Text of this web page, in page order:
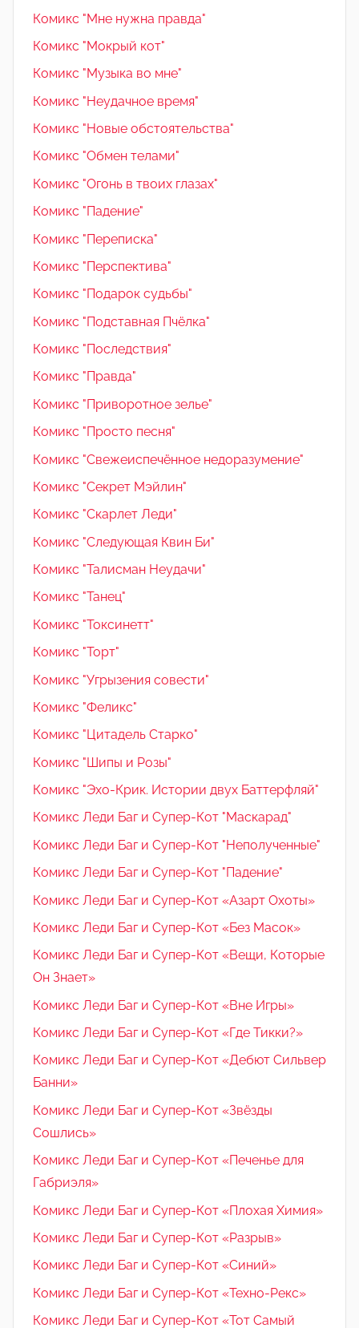
Комикс "Мне нужна правда"
Комикс "Мокрый кот"
Комикс "Музыка во мне"
Комикс "Неудачное время"
Комикс "Новые обстоятельства"
Комикс "Обмен телами"
Комикс "Огонь в твоих глазах"
Комикс "Падение"
Комикс "Переписка"
Комикс "Перспектива"
Комикс "Подарок судьбы"
Комикс "Подставная Пчёлка"
Комикс "Последствия"
Комикс "Правда"
Комикс "Приворотное зелье"
Комикс "Просто песня"
Комикс "Свежеиспечённое недоразумение"
Комикс "Секрет Мэйлин"
Комикс "Скарлет Леди"
Комикс "Следующая Квин Би"
Комикс "Талисман Неудачи"
Комикс "Танец"
Комикс "Токсинетт"
Комикс "Торт"
Комикс "Угрызения совести"
Комикс "Феликс"
Комикс "Цитадель Старко"
Комикс "Шипы и Розы"
Комикс "Эхо-Крик. Истории двух Баттерфляй"
Комикс Леди Баг и Супер-Кот "Маскарад"
Комикс Леди Баг и Супер-Кот "Неполученные"
Комикс Леди Баг и Супер-Кот "Падение"
Комикс Леди Баг и Супер-Кот «Азарт Охоты»
Комикс Леди Баг и Супер-Кот «Без Масок»
Комикс Леди Баг и Супер-Кот «Вещи, Которые
Он Знает»
Комикс Леди Баг и Супер-Кот «Вне Игры»
Комикс Леди Баг и Супер-Кот «Где Тикки?»
Комикс Леди Баг и Супер-Кот «Дебют Сильвер
Банни»
Комикс Леди Баг и Супер-Кот «Звёзды
Сошлись»
Комикс Леди Баг и Супер-Кот «Печенье для
Габриэля»
Комикс Леди Баг и Супер-Кот «Плохая Химия»
Комикс Леди Баг и Супер-Кот «Разрыв»
Комикс Леди Баг и Супер-Кот «Синий»
Комикс Леди Баг и Супер-Кот «Техно-Рекс»
Комикс Леди Баг и Супер-Кот «Тот Самый